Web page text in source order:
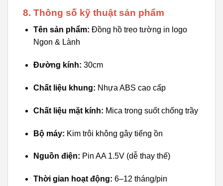
8. Thông số kỹ thuật sản phẩm
Tên sản phẩm: Đồng hồ treo tường in logo
Ngon & Lành
Đường kính: 30cm
Chất liệu khung: Nhựa ABS cao cấp
Chất liệu mặt kính: Mica trong suốt chống trầy
Bộ máy: Kim trôi không gây tiếng ồn
Nguồn điện: Pin AA 1.5V (dễ thay thế)
Thời gian hoạt động: 6–12 tháng/pin